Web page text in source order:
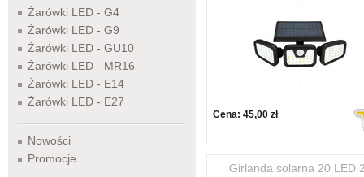
Żarówki LED - G4
Żarówki LED - G9
Żarówki LED - GU10
Żarówki LED - MR16
Żarówki LED - E14
Żarówki LED - E27
Nowości
Promocje
Cena: 45,00 zł
Girlanda solarna 20 LED